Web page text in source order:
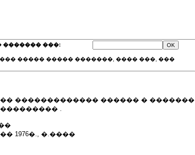
������� ���:
����� ����� �������, ���� ���, ���
������������� ������ � �������
.
1976�., �.����